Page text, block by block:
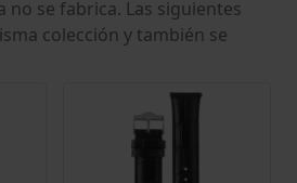
no se fabrica. Las siguientes
colección y también se